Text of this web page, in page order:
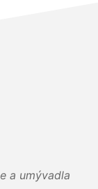
a umývadla